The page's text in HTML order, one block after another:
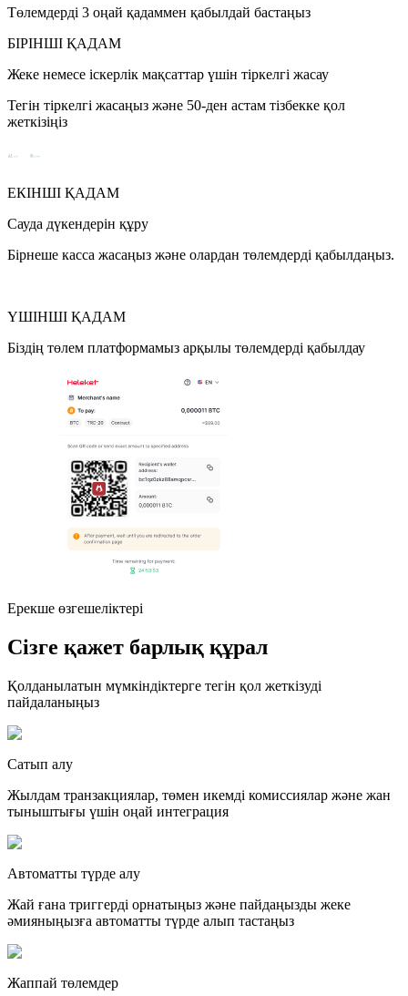
Төлемдерді 3 оңай қадаммен қабылдай бастаңыз
БІРІНШІ ҚАДАМ
Жеке немесе іскерлік мақсаттар үшін тіркелгі жасау
Тегін тіркелгі жасаңыз және 50-ден астам тізбекке қол
жеткізіңіз
ЕКІНШІ ҚАДАМ
Сауда дүкендерін құру
Бірнеше касса жасаңыз және олардан төлемдерді қабылдаңыз.
ҮШІНШІ ҚАДАМ
Біздің төлем платформамыз арқылы төлемдерді қабылдау
Ерекше өзгешеліктері
Сізге қажет барлық құрал
Қолданылатын мүмкіндіктерге тегін қол жеткізуді
пайдаланыңыз
Сатып алу
Жылдам транзакциялар, төмен икемді комиссиялар және жан
тыныштығы үшін оңай интеграция
Автоматты түрде алу
Жай ғана триггерді орнатыңыз және пайдаңызды жеке
әмияныңызға автоматты түрде алып тастаңыз
Жаппай төлемдер